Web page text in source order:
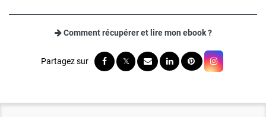
Comment récupérer et lire mon ebook ?